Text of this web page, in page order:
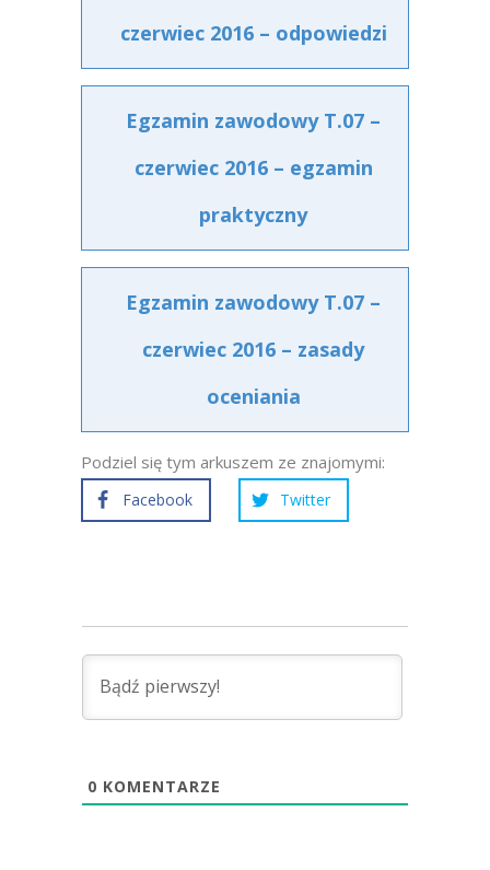
czerwiec 2016 – odpowiedzi
Egzamin zawodowy T.07 –
czerwiec 2016 – egzamin
praktyczny
Egzamin zawodowy T.07 –
czerwiec 2016 – zasady
oceniania
Podziel się tym arkuszem ze znajomymi:
Facebook Twitter
0 KOMENTARZE